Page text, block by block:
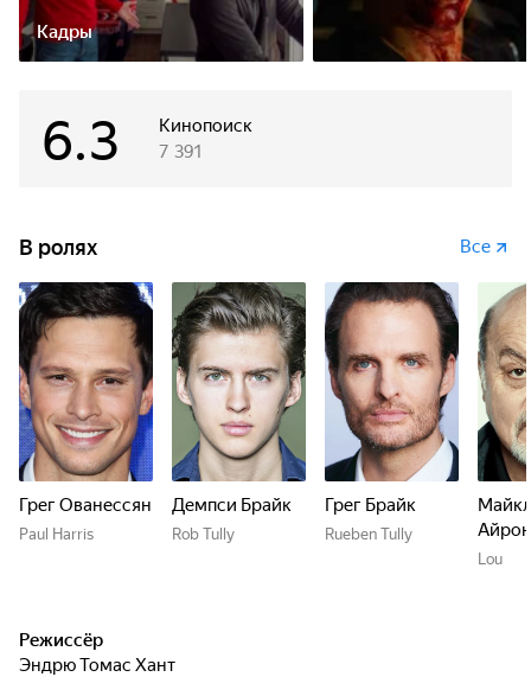
Кадры
Кинопоиск
6.3 7 391
В ролях Все
Грег Ованессян
Paul Harris
Демпси Брайк
Rob Tully
Грег Брайк
Rueben Tully
Майкл
Lou
Режиссёр
Эндрю Томас Хант